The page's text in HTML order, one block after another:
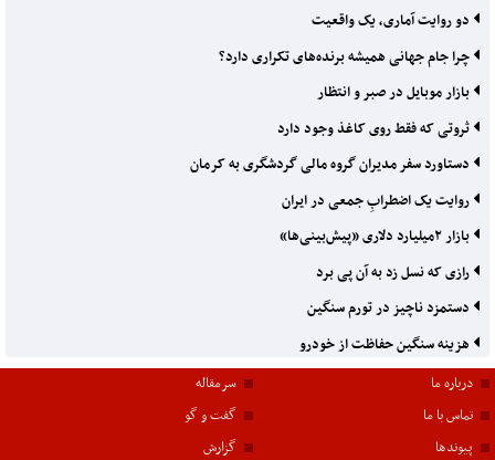
دو روایت آماری، یک واقعیت
چرا جام جهانی همیشه برنده‌های تکراری دارد؟
بازار موبایل در صبر و انتظار
ثروتی که فقط روی کاغذ وجود دارد
دستاورد سفر مدیران گروه مالی گردشگری به کرمان
روایت یک اضطرابِ جمعی در ایران
بازار ۲‌میلیارد دلاری «پیش‌بینی‌ها»
رازی که نسل زد به آن پی برد
دستمزد ناچیز در تورم سنگین
هزینه سنگین حفاظت از خودرو
درباره ما
تماس با ما
پیوندها
سرمقاله
گفت و گو
گزارش